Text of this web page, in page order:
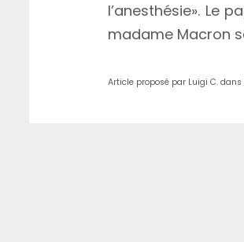
l’anesthésie». Le
madame Macron
Article proposé par Luigi C.